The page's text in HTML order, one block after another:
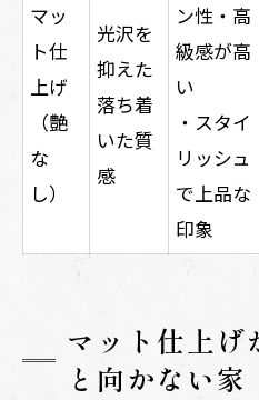
マッ
ト仕
上げ
（艶
な
し）
光沢を
抑えた
落ち着
いた質
感
ン性・高
級感が高
い
・スタイ
リッシュ
で上品な
印象
マット仕上げ
と向かない家